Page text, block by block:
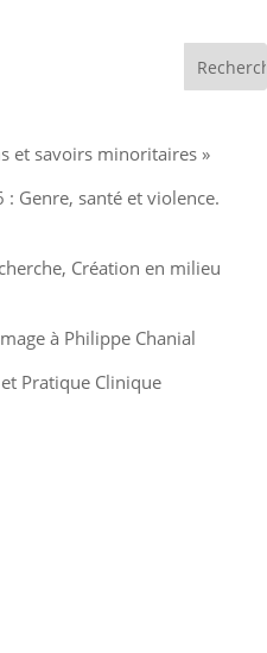
et savoirs minoritaires »
: Genre, santé et violence.
Création en milieu
à Philippe Chanial
Pratique Clinique